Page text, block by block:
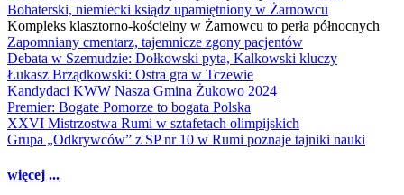
Bohaterski, niemiecki ksiądz upamiętniony w Żarnowcu
Kompleks klasztorno-kościelny w Żarnowcu to perła północnych
Zapomniany cmentarz, tajemnicze zgony pacjentów
Debata w Szemudzie: Dołkowski pyta, Kalkowski kluczy
Łukasz Brządkowski: Ostra gra w Tczewie
Kandydaci KWW Nasza Gmina Żukowo 2024
Premier: Bogate Pomorze to bogata Polska
XXVI Mistrzostwa Rumi w sztafetach olimpijskich
Grupa „Odkrywców” z SP nr 10 w Rumi poznaje tajniki nauki
więcej ...